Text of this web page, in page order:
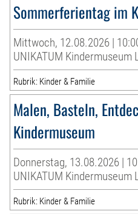
Sommerferientag im
Mittwoch, 12.08.2026 |
UNIKATUM Kindermuseum
Rubrik: Kinder & Familie
Malen, Basteln,
Kindermuseum
Donnerstag, 13.08.2026 |
UNIKATUM Kindermuseum
Rubrik: Kinder & Familie